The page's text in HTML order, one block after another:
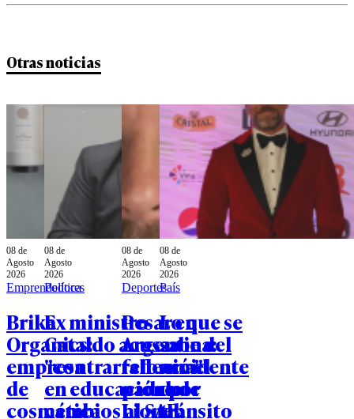
Otras noticias
08 de
Agosto
2026
Emprendedores
Brika
Organics:
empresa
de
cosmética
08 de
Agosto
2026
Política
Ex ministro
Cataldo acusa
"contrarreforma"
en educación por
cambios al SAE:
08 de
Agosto
2026
Deportes
Pesar en
Argentina:
falleció el
padre de
Lionel
08 de
Agosto
2026
País
Lo que se
sabe del
accidente
de
tránsito